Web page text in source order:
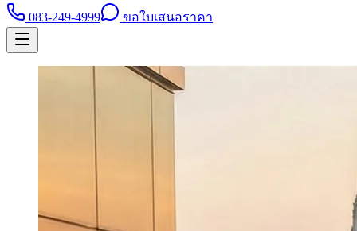
083-249-4999
ขอใบเสนอราคา